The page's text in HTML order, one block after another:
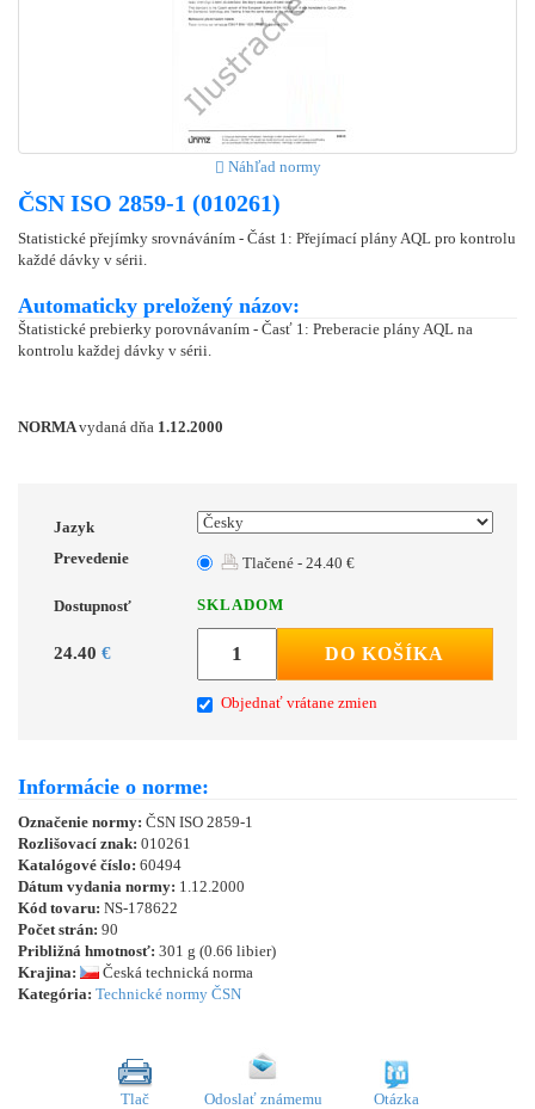
Náhľad normy
ČSN ISO 2859-1 (010261)
Statistické přejímky srovnáváním - Část 1: Přejímací plány AQL pro kontrolu
každé dávky v sérii.
Automaticky preložený názov:
Štatistické prebierky porovnávaním - Časť 1: Preberacie plány AQL na
kontrolu každej dávky v sérii.
NORMAvydaná dňa 1.12.2000
Jazyk
Prevedenie
Tlačené - 24.40 €
Dostupnosť SKLADOM
24.40 € DO KOŠÍKA
Objednať vrátane zmien
Informácie o norme:
Označenie normy: ČSN ISO 2859-1
Rozlišovací znak: 010261
Katalógové číslo: 60494
Dátum vydania normy: 1.12.2000
Kód tovaru: NS-178622
Počet strán: 90
Približná hmotnosť: 301 g (0.66 libier)
Krajina:
Česká technická norma
Kategória: Technické normy ČSN
Tlač Odoslať známemu Otázka